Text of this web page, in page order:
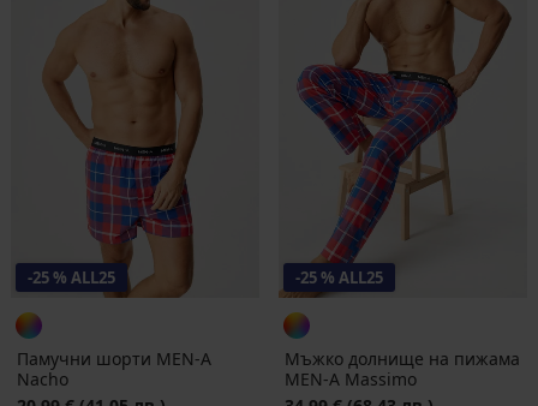
-25 % ALL25
Памучни шорти MEN-A
Nacho
-25 % ALL25
Мъжко долнище на пижама
MEN-A Massimo